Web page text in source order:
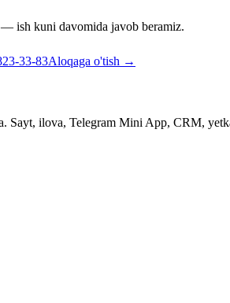
ish kuni davomida javob beramiz.
33-83Aloqaga o'tish →
Sayt, ilova, Telegram Mini App, CRM,